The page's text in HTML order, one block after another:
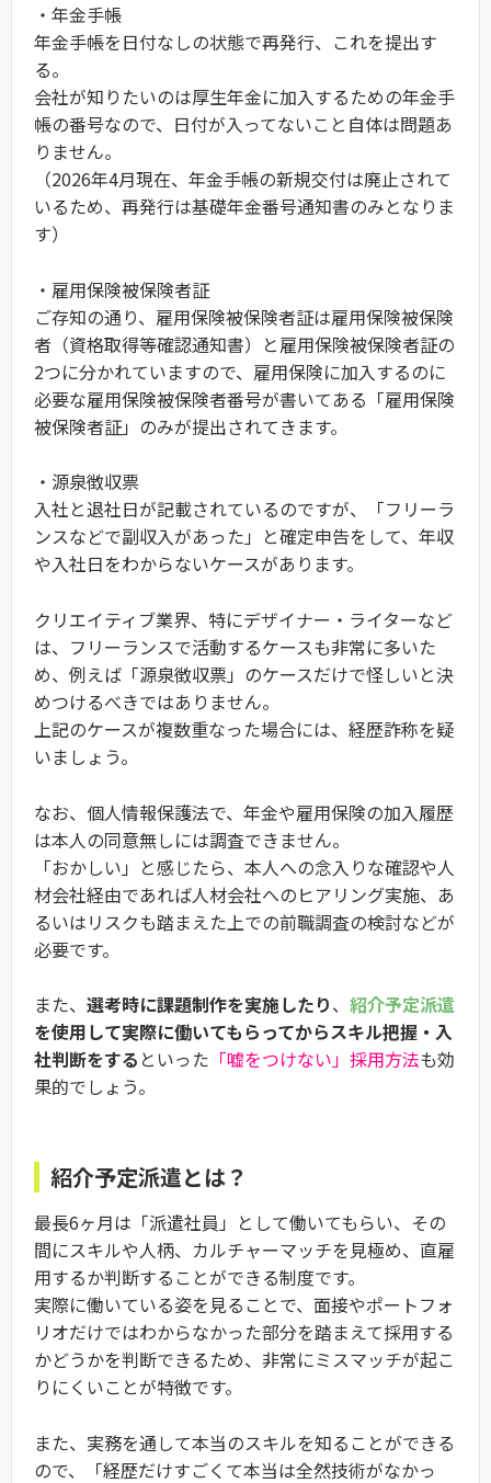
・年金手帳
年金手帳を日付なしの状態で再発行、これを提出す
る。
会社が知りたいのは厚生年金に加入するための年金手
帳の番号なので、日付が入ってないこと自体は問題あ
りません。
（2026年4月現在、年金手帳の新規交付は廃止されて
いるため、再発行は基礎年金番号通知書のみとなりま
す）
・雇用保険被保険者証
ご存知の通り、雇用保険被保険者証は雇用保険被保険
者（資格取得等確認通知書）と雇用保険被保険者証の
2つに分かれていますので、雇用保険に加入するのに
必要な雇用保険被保険者番号が書いてある「雇用保険
被保険者証」のみが提出されてきます。
・源泉徴収票
入社と退社日が記載されているのですが、「フリーラ
ンスなどで副収入があった」と確定申告をして、年収
や入社日をわからないケースがあります。
クリエイティブ業界、特にデザイナー・ライターなど
は、フリーランスで活動するケースも非常に多いた
め、例えば「源泉徴収票」のケースだけで怪しいと決
めつけるべきではありません。
上記のケースが複数重なった場合には、経歴詐称を疑
いましょう。
なお、個人情報保護法で、年金や雇用保険の加入履歴
は本人の同意無しには調査できません。
「おかしい」と感じたら、本人への念入りな確認や人
材会社経由であれば人材会社へのヒアリング実施、あ
るいはリスクも踏まえた上での前職調査の検討などが
必要です。
また、 選考時に課題制作を実施したり、 紹介予定派遣
を使用して実際に働いてもらってからスキル把握・入
社判断をする といった 「嘘をつけない」採用方法も効
果的でしょう。
紹介予定派遣とは？
最長6ヶ月は「派遣社員」として働いてもらい、その
間にスキルや人柄、カルチャーマッチを見極め、直雇
用するか判断することができる制度です。
実際に働いている姿を見ることで、面接やポートフォ
リオだけではわからなかった部分を踏まえて採用する
かどうかを判断できるため、非常にミスマッチが起こ
りにくいことが特徴です。
また、実務を通して本当のスキルを知ることができる
ので、「経歴だけすごくて本当は全然技術がなかっ